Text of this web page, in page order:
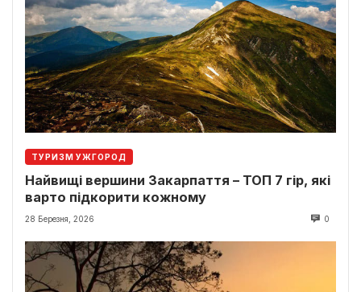
ТУРИЗМ УЖГОРОД
Найвищі вершини Закарпаття – ТОП 7 гір, які
варто підкорити кожному
28 Березня, 2026 0